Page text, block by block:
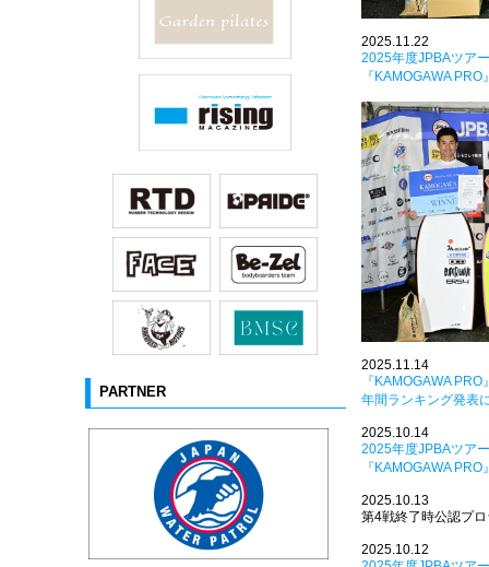
2025.11.22
2025年度JPBAツア
『KAMOGAWA PRO
2025.11.14
『KAMOGAWA
年間ランキング発表
2025.10.14
2025年度JPBAツア
『KAMOGAWA
2025.10.13
第4戦終了時公認プ
2025.10.12
PARTNER